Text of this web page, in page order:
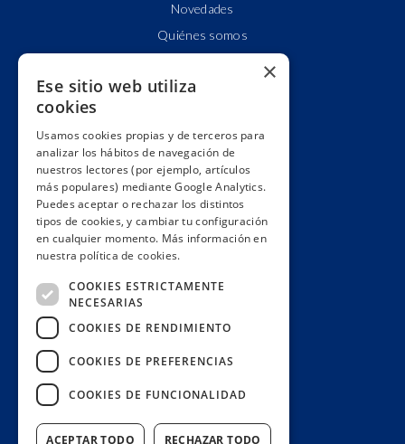
Novedades
Quiénes somos
Alianzas y redes
Impacto
Premios
Formación
Código ético
Re-publica
Muro de donantes
Únete aquí
×
Ese sitio web utiliza
cookies
Usamos cookies propias y de terceros para
analizar los hábitos de navegación de
nuestros lectores (por ejemplo, artículos
más populares) mediante Google Analytics.
Puedes aceptar o rechazar los distintos
tipos de cookies, y cambiar tu configuración
en cualquier momento. Más información en
nuestra política de cookies.
COOKIES ESTRICTAMENTE
NECESARIAS
COOKIES DE RENDIMIENTO
COOKIES DE PREFERENCIAS
COOKIES DE FUNCIONALIDAD
ACEPTAR TODO RECHAZAR TODO